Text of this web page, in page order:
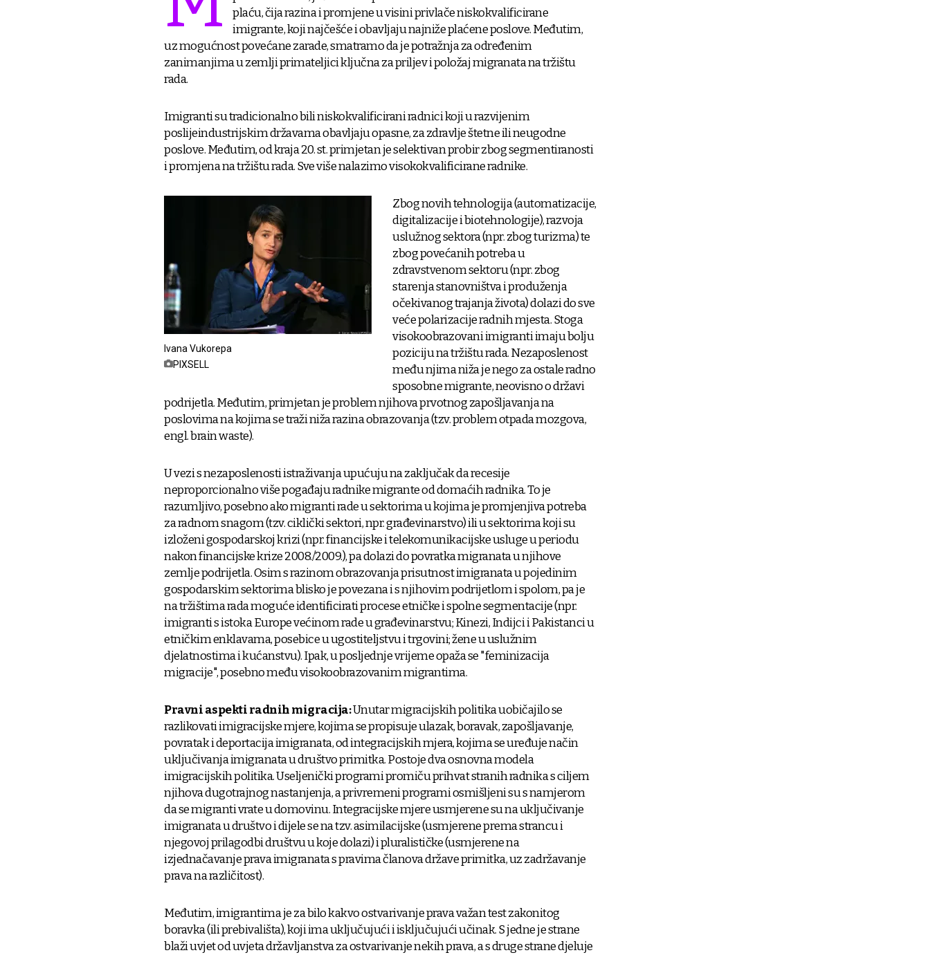
plaću, čija razina i promjene u visini privlače niskokvalificirane
imigrante, koji najčešće i obavljaju najniže plaćene poslove. Međutim,
uz mogućnost povećane zarade, smatramo da je potražnja za određenim
zanimanjima u zemlji primateljici ključna za priljev i položaj migranata na tržištu
rada.
Imigranti su tradicionalno bili niskokvalificirani radnici koji u razvijenim
poslijeindustrijskim državama obavljaju opasne, za zdravlje štetne ili neugodne
poslove. Međutim, od kraja 20. st. primjetan je selektivan probir zbog segmentiranosti
i promjena na tržištu rada. Sve više nalazimo visokokvalificirane radnike.
Ivana Vukorepa
PIXSELL
Zbog novih tehnologija (automatizacije,
digitalizacije i biotehnologije), razvoja
uslužnog sektora (npr. zbog turizma) te
zbog povećanih potreba u
zdravstvenom sektoru (npr. zbog
starenja stanovništva i produženja
očekivanog trajanja života) dolazi do sve
veće polarizacije radnih mjesta. Stoga
visokoobrazovani imigranti imaju bolju
poziciju na tržištu rada. Nezaposlenost
među njima niža je nego za ostale radno
sposobne migrante, neovisno o državi
podrijetla. Međutim, primjetan je problem njihova prvotnog zapošljavanja na
poslovima na kojima se traži niža razina obrazovanja (tzv. problem otpada mozgova,
engl. brain waste).
U vezi s nezaposlenosti istraživanja upućuju na zaključak da recesije
neproporcionalno više pogađaju radnike migrante od domaćih radnika. To je
razumljivo, posebno ako migranti rade u sektorima u kojima je promjenjiva potreba
za radnom snagom (tzv. ciklički sektori, npr. građevinarstvo) ili u sektorima koji su
izloženi gospodarskoj krizi (npr. financijske i telekomunikacijske usluge u periodu
nakon financijske krize 2008./2009.), pa dolazi do povratka migranata u njihove
zemlje podrijetla. Osim s razinom obrazovanja prisutnost imigranata u pojedinim
gospodarskim sektorima blisko je povezana i s njihovim podrijetlom i spolom, pa je
na tržištima rada moguće identificirati procese etničke i spolne segmentacije (npr.
imigranti s istoka Europe većinom rade u građevinarstvu; Kinezi, Indijci i Pakistanci u
etničkim enklavama, posebice u ugostiteljstvu i trgovini; žene u uslužnim
djelatnostima i kućanstvu). Ipak, u posljednje vrijeme opaža se "feminizacija
migracije", posebno među visokoobrazovanim migrantima.
Pravni aspekti radnih migracija:Unutar migracijskih politika uobičajilo se
razlikovati imigracijske mjere, kojima se propisuje ulazak, boravak, zapošljavanje,
povratak i deportacija imigranata, od integracijskih mjera, kojima se uređuje način
uključivanja imigranata u društvo primitka. Postoje dva osnovna modela
imigracijskih politika. Useljenički programi promiču prihvat stranih radnika s ciljem
njihova dugotrajnog nastanjenja, a privremeni programi osmišljeni su s namjerom
da se migranti vrate u domovinu. Integracijske mjere usmjerene su na uključivanje
imigranata u društvo i dijele se na tzv. asimilacijske (usmjerene prema strancu i
njegovoj prilagodbi društvu u koje dolazi) i pluralističke (usmjerene na
izjednačavanje prava imigranata s pravima članova države primitka, uz zadržavanje
prava na različitost).
Međutim, imigrantima je za bilo kakvo ostvarivanje prava važan test zakonitog
boravka (ili prebivališta), koji ima uključujući i isključujući učinak. S jedne je strane
blaži uvjet od uvjeta državljanstva za ostvarivanje nekih prava, a s druge strane djeluje